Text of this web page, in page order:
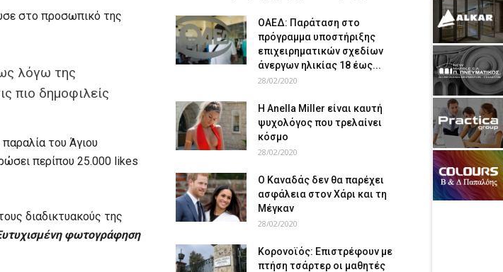
στο προσωπικό της
λόγω της
πιο δημοφιλείς
του Άγιου
περίπου 25.000 likes
διαδικτυακούς της
φωτογράφηση
ΟΑΕΔ: Παράταση στο
πρόγραμμα υποστήριξης
επιχειρηματικών σχεδίων
άνεργων ηλικίας 18 έως...
28/02/2020
Η Anella Miller είναι καυτή
ψυχολόγος που τρελαίνει
κόσμο
28/02/2020
Ο Καναδάς δεν θα παρέχει
ασφάλεια στον Χάρι και τη
Μέγκαν
28/02/2020
Κορονοϊός: Επιστρέφουν με
πτήση τσάρτερ οι μαθητές